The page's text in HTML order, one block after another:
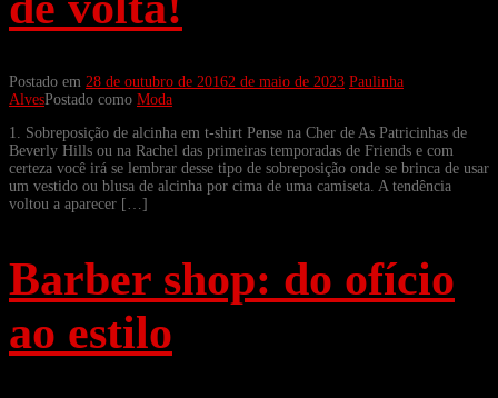
Postado em 28 de outubro de 20162 de maio de 2023 Paulinha
AlvesPostado como Moda
1. Sobreposição de alcinha em t-shirt Pense na Cher de As Patricinhas de
Beverly Hills ou na Rachel das primeiras temporadas de Friends e com
certeza você irá se lembrar desse tipo de sobreposição onde se brinca de usar
um vestido ou blusa de alcinha por cima de uma camiseta. A tendência
voltou a aparecer […]
Barber shop: do ofício
ao estilo